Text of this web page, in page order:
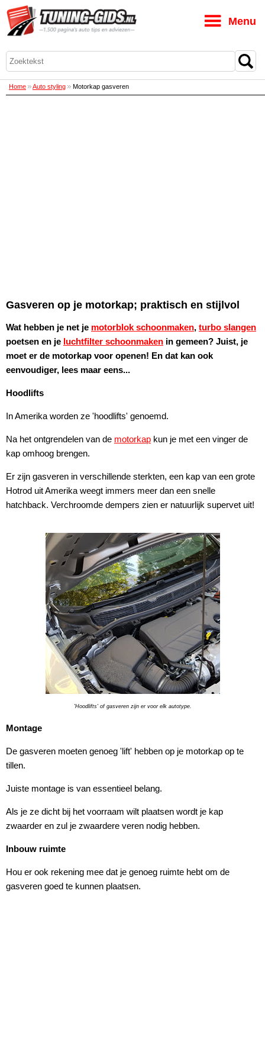
Home Auto styling Motorkap gasveren
Gasveren op je motorkap; praktisch en stijlvol
Wat hebben je net je motorblok schoonmaken, turbo slangen
poetsen en je luchtfilter schoonmaken in gemeen? Juist, je
moet er de motorkap voor openen! En dat kan ook
eenvoudiger, lees maar eens...
Hoodlifts
In Amerika worden ze 'hoodlifts' genoemd.
Na het ontgrendelen van de motorkap kun je met een vinger de
kap omhoog brengen.
Er zijn gasveren in verschillende sterkten, een kap van een grote
Hotrod uit Amerika weegt immers meer dan een snelle
hatchback. Verchroomde dempers zien er natuurlijk supervet uit!
'Hoodlifts' of gasveren zijn er voor elk autotype.
Montage
De gasveren moeten genoeg 'lift' hebben op je motorkap op te
tillen.
Juiste montage is van essentieel belang.
Als je ze dicht bij het voorraam wilt plaatsen wordt je kap
zwaarder en zul je zwaardere veren nodig hebben.
Inbouw ruimte
Hou er ook rekening mee dat je genoeg ruimte hebt om de
gasveren goed te kunnen plaatsen.